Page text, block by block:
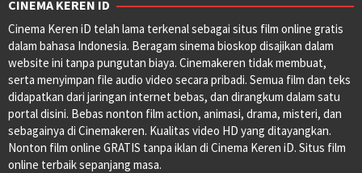
CINEMA KEREN ID
Cinema Keren iD telah lama terkenal sebagai situs film online gratis
dalam bahasa Indonesia. Beragam sinema bioskop disajikan dalam
website ini tanpa pungutan biaya. Cinemakeren tidak membuat,
serta menyimpan file audio video secara pribadi. Semua film dan teks
didapatkan dari jaringan internet bebas, dan dirangkum dalam satu
portal disini. Bebas nonton film action, animasi, drama, misteri, dan
sebagainya di Cinemakeren. Kualitas video HD yang ditayangkan.
Nonton film online GRATIS tanpa iklan di Cinema Keren iD. Situs film
online terbaik sepanjang masa.